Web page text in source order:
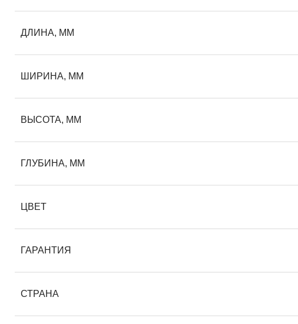
ДЛИНА, ММ
ШИРИНА, ММ
ВЫСОТА, ММ
ГЛУБИНА, ММ
ЦВЕТ
ГАРАНТИЯ
СТРАНА